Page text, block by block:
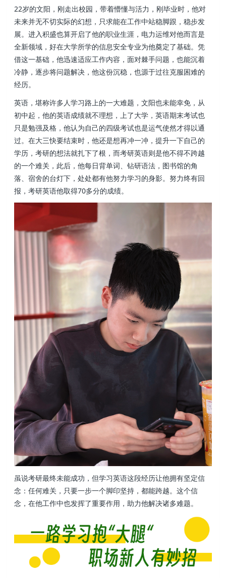
22岁的文阳，刚走出校园，带着懵懂与活力，刚毕业时，他对
未来并无不切实际的幻想，只求能在工作中站稳脚跟，稳步发
展。进入积盛也算开启了他的职业生涯，电力运维对他而言是
全新领域，好在大学所学的信息安全专业为他奠定了基础。凭
借这一基础，他迅速适应工作内容，面对棘手问题，也能沉着
冷静，逐步将问题解决，他这份沉稳，也源于过往克服困难的
经历。
英语，堪称许多人学习路上的一大难题，文阳也未能幸免，从
初中起，他的英语成绩就不理想，上了大学，英语期末考试也
只是勉强及格，他认为自己的四级考试也是运气使然才得以通
过。在大三快要结束时，他还是想再冲一冲，提升一下自己的
学历，考研的想法就扎下了根，而考研英语则是他不得不跨越
的一个难关，此后，他每日背单词、钻研语法，图书馆的角
落、宿舍的台灯下，处处都有他努力学习的身影。努力终有回
报，考研英语他取得70多分的成绩。
虽说考研最终未能成功，但学习英语这段经历让他拥有坚定信
念：任何难关，只要一步一个脚印坚持，都能跨越。这个信
念，在他工作中也发挥了重要作用，助力他解决诸多难题。